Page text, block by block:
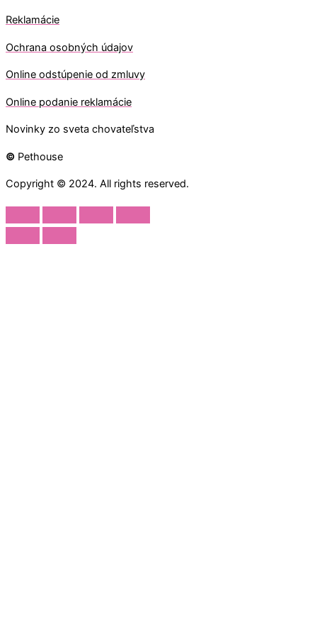
Reklamácie
Ochrana osobných údajov
Online odstúpenie od zmluvy
Online podanie reklamácie
Novinky zo sveta chovateľstva
© Pethouse
Copyright © 2024. All rights reserved.